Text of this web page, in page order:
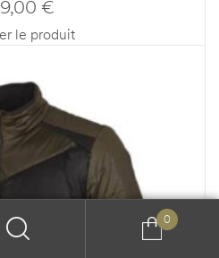
€
le produit
0